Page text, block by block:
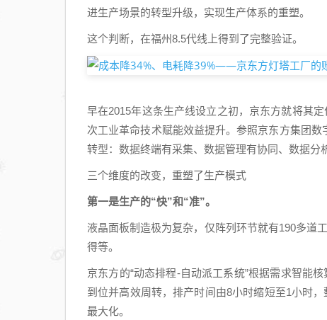
进生产场景的转型升级，实现生产体系的重塑。
这个判断，在福州8.5代线上得到了完整验证。
早在2015年这条生产线设立之初，京东方就将其
次工业革命技术赋能效益提升。参照京东方集团
转型：数据终端有采集、数据管理有协同、数据分
三个维度的改变，重塑了生产模式
第一是生产的“快”和“准”。
液晶面板制造极为复杂，仅阵列环节就有190多道
得等。
京东方的“动态排程-自动派工系统”根据需求智能
到位并高效周转，排产时间由8小时缩短至1小时
最大化。